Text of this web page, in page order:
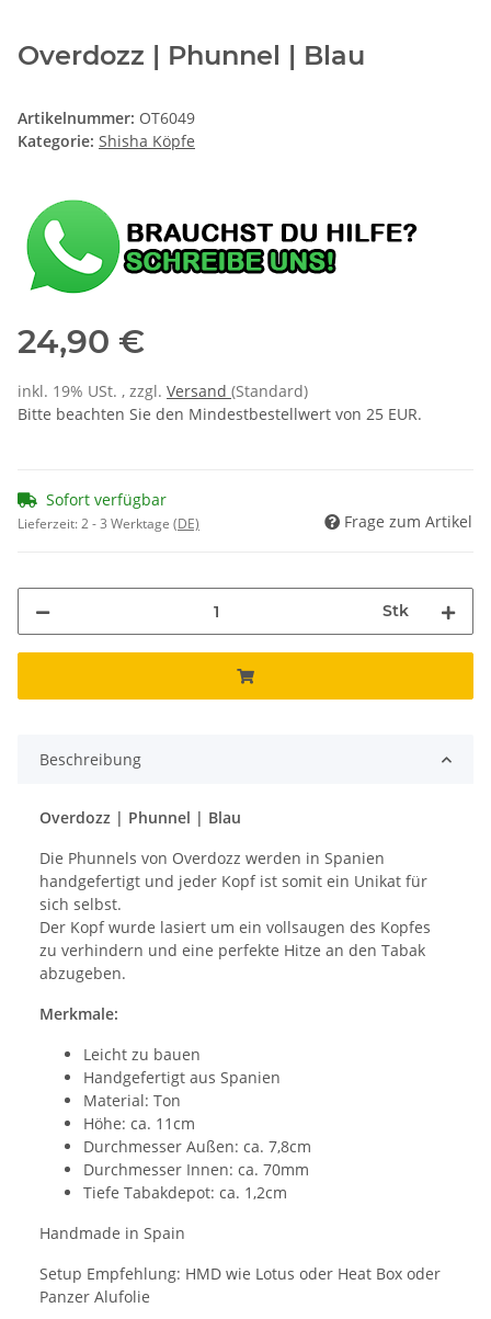
Overdozz | Phunnel | Blau
Artikelnummer: OT6049
Kategorie: Shisha Köpfe
24,90 €
inkl. 19% USt. , zzgl. Versand (Standard)
Bitte beachten Sie den Mindestbestellwert von 25 EUR.
Sofort verfügbar
Lieferzeit:2 - 3 Werktage (DE) Frage zum Artikel
Stk
Beschreibung
Overdozz | Phunnel | Blau
Die Phunnels von Overdozz werden in Spanien
handgefertigt und jeder Kopf ist somit ein Unikat für
sich selbst.
Der Kopf wurde lasiert um ein vollsaugen des Kopfes
zu verhindern und eine perfekte Hitze an den Tabak
abzugeben.
Merkmale:
Leicht zu bauen
Handgefertigt aus Spanien
Material: Ton
Höhe: ca. 11cm
Durchmesser Außen: ca. 7,8cm
Durchmesser Innen: ca. 70mm
Tiefe Tabakdepot: ca. 1,2cm
Handmade in Spain
Setup Empfehlung: HMD wie Lotus oder Heat Box oder
Panzer Alufolie